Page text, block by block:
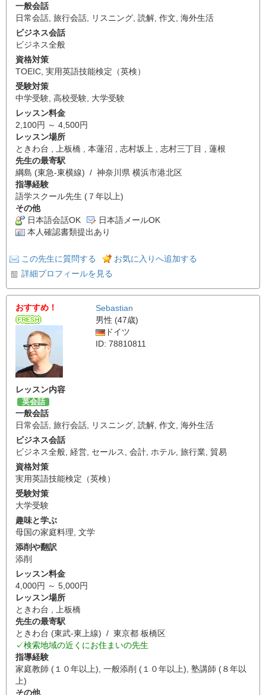
一般会話
日常会話 旅行会話 リスニング 読解 作文 海外生活
ビジネス会話
ビジネス全般
資格対策
TOEIC 実用英語技能検定（英検）
受験対策
中学受験 高校受験 大学受験
レッスン料金
2,100円 ～ 4,500円
レッスン場所
ときわ台 , 上板橋 , 本蓮沼 , 志村坂上 , 志村三丁目 , 蓮根
先生の最寄駅
綱島 (東急-東横線) / 神奈川県 横浜市港北区
指導経験
語学スクール先生 (７年以上)
その他
日本語会話OK
日本語メールOK
本人確認書類提出あり
この先生に質問する
お気に入りへ追加する
詳細プロフィールを見る
おすすめ！
Sebastian
男性 (47歳)
ドイツ
ID: 78810811
レッスン内容
英会話
一般会話
日常会話 旅行会話 リスニング 読解 作文 海外生活
ビジネス会話
ビジネス全般 経営 セールス 会計 ホテル 旅行業 貿易
資格対策
実用英語技能検定（英検）
受験対策
大学受験
趣味と学ぶ
母国の家庭料理 文学
添削や翻訳
添削
レッスン料金
4,000円 ～ 5,000円
レッスン場所
ときわ台 , 上板橋
先生の最寄駅
ときわ台 (東武-東上線) / 東京都 板橋区
✓検索地域の近くにお住まいの先生
指導経験
家庭教師 (１０年以上), 一般添削 (１０年以上), 塾講師 (８年以
上)
その他